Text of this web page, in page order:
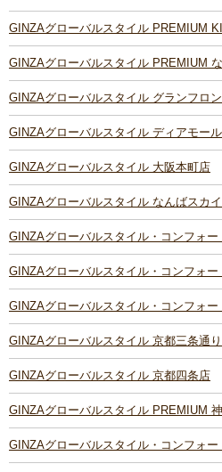
GINZAグローバルスタイル PREMIUM
GINZAグローバルスタイル PREMIUM
GINZAグローバルスタイル グランフロ
GINZAグローバルスタイル ディアモー
GINZAグローバルスタイル 大阪本町店
GINZAグローバルスタイル なんばスカ
GINZAグローバルスタイル・コンフォ
GINZAグローバルスタイル・コンフォ
GINZAグローバルスタイル・コンフォ
GINZAグローバルスタイル 京都三条通
GINZAグローバルスタイル 京都四条店
GINZAグローバルスタイル PREMIUM
GINZAグローバルスタイル・コンフォ